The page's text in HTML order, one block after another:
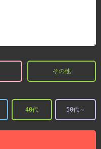
その他
40代 50代～